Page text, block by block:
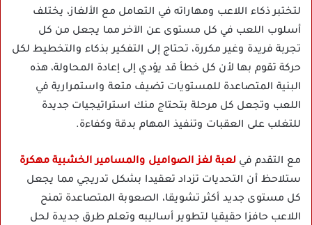
لتختبر ذكاء اللاعب ومهاراته في التعامل مع الألغاز، يختلف
أسلوب اللعب في كل مستوى عن الآخر مما يجعل من كل
تجربة فريدة وغير مكررة، تحتاج إلى التفكير بذكاء والتخطيط لكل
حركة تقوم بها لأن كل خطأ قد يؤدي إلى إعادة المحاولة، هذه
البنية المتصاعدة للمستويات تضيف متعة واستمرارية في
اللعب وتجعل كل مرحلة بتحتاج منك استراتيجيات جديدة
للتغلب على العقبات وتنفيذ المهام بدقة وكفاءة.
مع التقدم في لعبة لغز الصواميل والمسامير الخشبية مهكرة
ستلاحظ أن التحديات تزداد تعقيدا بشكل تدريجي مما يجعل
كل مستوى جديد أكثر تشويقا، الصعوبة المتصاعدة تمنح
اللاعب حافزا حقيقيا لتطوير أساليبه وتعلم طرق جديدة لحل